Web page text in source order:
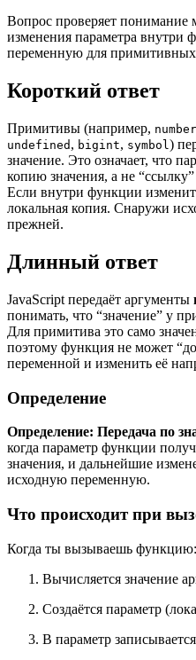
Вопрос проверяет понимание
изменения параметра
переменную для
Короткий ответ
Примитивы (например, number
undefined , bigint, symbol)
значение. Это означает, что
копию значения, а не
Если внутри функции
локальная копия. Снаружи
прежней.
Длинный ответ
JavaScript передаёт аргументы
понимать, что “значение” у
Для примитива это само
поэтому функция не может
переменной и изменить её
Определение
Определение: Передача по
когда параметр функции
значения, и дальнейшие
исходную переменную.
Что происходит при
Когда ты вызываешь функцию:
Вычисляется значение
Создаётся параметр
В параметр записывается